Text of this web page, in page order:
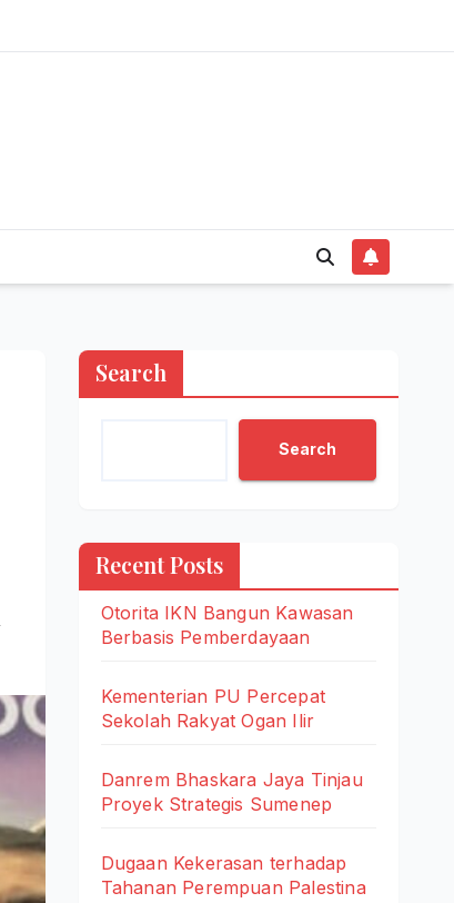
Search
Search
Recent Posts
Otorita IKN Bangun Kawasan
Berbasis Pemberdayaan
Kementerian PU Percepat
Sekolah Rakyat Ogan Ilir
Danrem Bhaskara Jaya Tinjau
Proyek Strategis Sumenep
Dugaan Kekerasan terhadap
Tahanan Perempuan Palestina